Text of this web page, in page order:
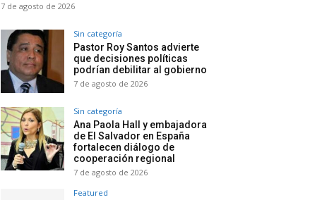
7 de agosto de 2026
Sin categoría
Pastor Roy Santos advierte
que decisiones políticas
podrían debilitar al gobierno
7 de agosto de 2026
Sin categoría
Ana Paola Hall y embajadora
de El Salvador en España
fortalecen diálogo de
cooperación regional
7 de agosto de 2026
Featured